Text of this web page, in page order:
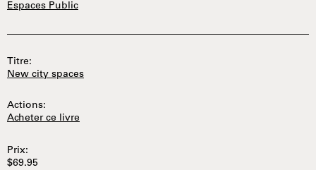
Espaces Public
Titre:
New city spaces
Actions:
Acheter ce livre
Prix:
$69.95